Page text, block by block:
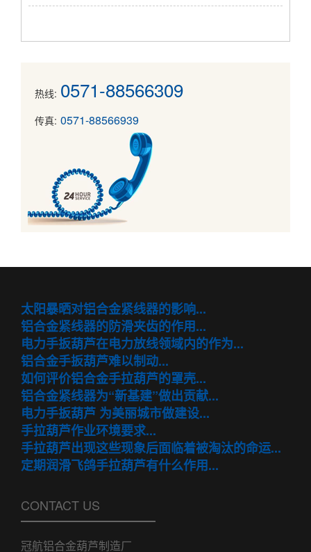
热线: 0571-88566309
传真: 0571-88566939
太阳暴晒对铝合金紧线器的影响...
铝合金紧线器的防滑夹齿的作用...
电力手扳葫芦在电力放线领域内的作为...
铝合金手扳葫芦难以制动...
如何评价铝合金手拉葫芦的罩壳...
铝合金紧线器为“新基建”做出贡献...
电力手扳葫芦 为美丽城市做建设...
手拉葫芦作业环境要求...
手拉葫芦出现这些现象后面临着被淘汰的命运...
定期润滑飞鸽手拉葫芦有什么作用...
CONTACT US
冠航铝合金葫芦制造厂